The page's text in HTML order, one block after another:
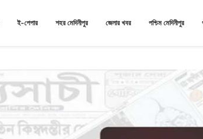
ই-পেপার শহর মেদিনীপুর জেলার খবর পশ্চিম মেদিনীপুর